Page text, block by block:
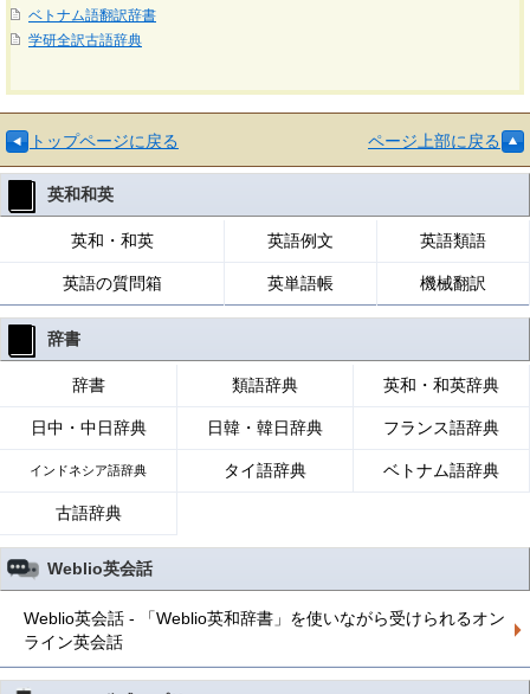
ベトナム語翻訳辞書
学研全訳古語辞典
トップページに戻る ページ上部に戻る
英和和英
英和・和英 英語例文 英語類語
英語の質問箱 英単語帳 機械翻訳
辞書
辞書 類語辞典 英和・和英辞典
日中・中日辞典 日韓・韓日辞典 フランス語辞典
インドネシア語辞典 タイ語辞典 ベトナム語辞典
古語辞典
Weblio英会話
Weblio英会話 - 「Weblio英和辞書」を使いながら受けられるオン
ライン英会話